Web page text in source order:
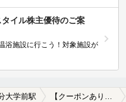
タイル株主優待のご案
浴施設に行こう！対象施設が
大学前駅 【クーポンあり】冷え性に効能がある大分大学前駅近くの温泉、日帰り温泉、スーパー銭湯おすすめ